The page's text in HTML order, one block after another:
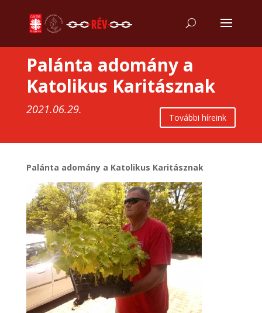
Palánta adomány a
Katolikus Karitásznak
2021.06.29.
További híreink
Palánta adomány a Katolikus Karitásznak